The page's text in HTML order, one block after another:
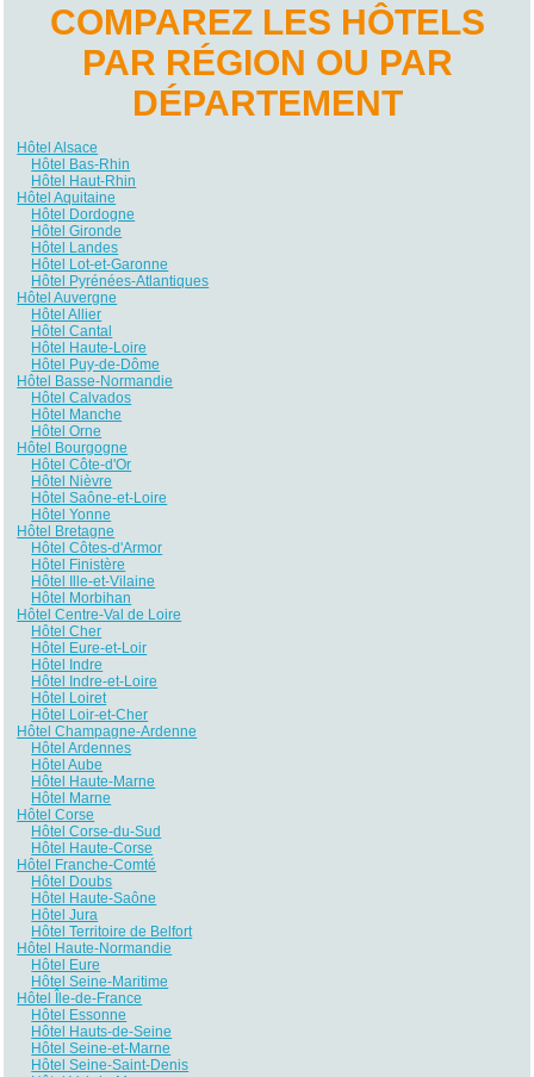
COMPAREZ LES HÔTELS
PAR RÉGION OU PAR
DÉPARTEMENT
Hôtel Alsace
Hôtel Bas-Rhin
Hôtel Haut-Rhin
Hôtel Aquitaine
Hôtel Dordogne
Hôtel Gironde
Hôtel Landes
Hôtel Lot-et-Garonne
Hôtel Pyrénées-Atlantiques
Hôtel Auvergne
Hôtel Allier
Hôtel Cantal
Hôtel Haute-Loire
Hôtel Puy-de-Dôme
Hôtel Basse-Normandie
Hôtel Calvados
Hôtel Manche
Hôtel Orne
Hôtel Bourgogne
Hôtel Côte-d'Or
Hôtel Nièvre
Hôtel Saône-et-Loire
Hôtel Yonne
Hôtel Bretagne
Hôtel Côtes-d'Armor
Hôtel Finistère
Hôtel Ille-et-Vilaine
Hôtel Morbihan
Hôtel Centre-Val de Loire
Hôtel Cher
Hôtel Eure-et-Loir
Hôtel Indre
Hôtel Indre-et-Loire
Hôtel Loiret
Hôtel Loir-et-Cher
Hôtel Champagne-Ardenne
Hôtel Ardennes
Hôtel Aube
Hôtel Haute-Marne
Hôtel Marne
Hôtel Corse
Hôtel Corse-du-Sud
Hôtel Haute-Corse
Hôtel Franche-Comté
Hôtel Doubs
Hôtel Haute-Saône
Hôtel Jura
Hôtel Territoire de Belfort
Hôtel Haute-Normandie
Hôtel Eure
Hôtel Seine-Maritime
Hôtel Île-de-France
Hôtel Essonne
Hôtel Hauts-de-Seine
Hôtel Seine-et-Marne
Hôtel Seine-Saint-Denis